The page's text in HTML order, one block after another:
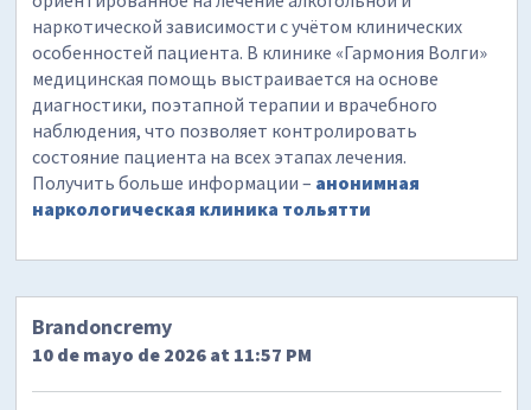
наркотической зависимости с учётом клинических
особенностей пациента. В клинике «Гармония Волги»
медицинская помощь выстраивается на основе
диагностики, поэтапной терапии и врачебного
наблюдения, что позволяет контролировать
состояние пациента на всех этапах лечения.
Получить больше информации – анонимная
наркологическая клиника тольятти
Brandoncremy
10 de mayo de 2026 at 11:57 PM